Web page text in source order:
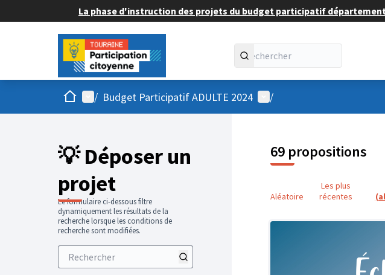
La phase d'instruction des projets du budget participatif
AccueilMenu principal
/ Budget Participatif ADULTE 2024 Menu utilisateur
/
💡 Déposer un
projet
Le formulaire ci-dessous filtre
dynamiquement les résultats de la
recherche lorsque les conditions de
recherche sont modifiées.
69 propositions
Aléatoire
Les plus
récentes